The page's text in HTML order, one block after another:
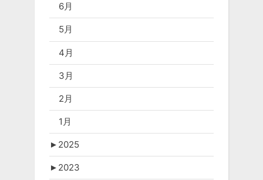
6月
5月
4月
3月
2月
1月
► 2025
► 2023